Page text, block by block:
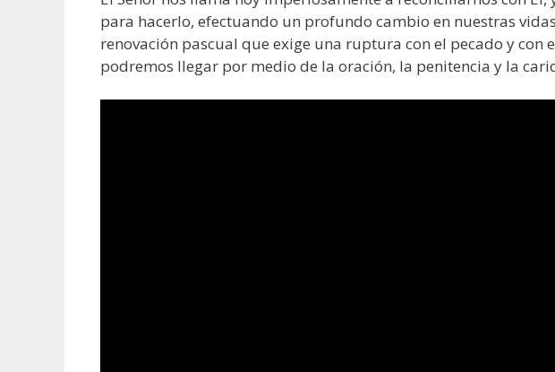
para hacerlo, efectuando un profundo cambio en nuestras
renovación pascual que exige una ruptura con el pecado y con
podremos llegar por medio de la oración, la penitencia y la